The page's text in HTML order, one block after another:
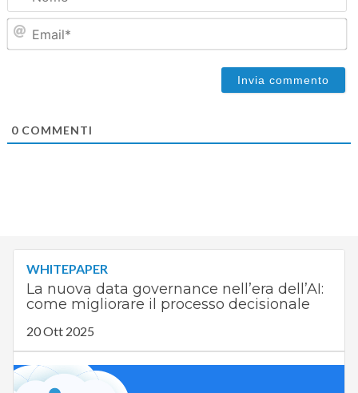
0COMMENTI
WHITEPAPER
La nuova data governance nell’era dell’AI:
come migliorare il processo decisionale
20 Ott 2025